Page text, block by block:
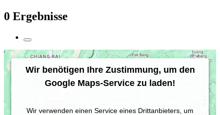
0 Ergebnisse
Wir benötigen Ihre Zustimmung, um den
Google Maps-Service zu laden!
Wir verwenden einen Service eines Drittanbieters, um